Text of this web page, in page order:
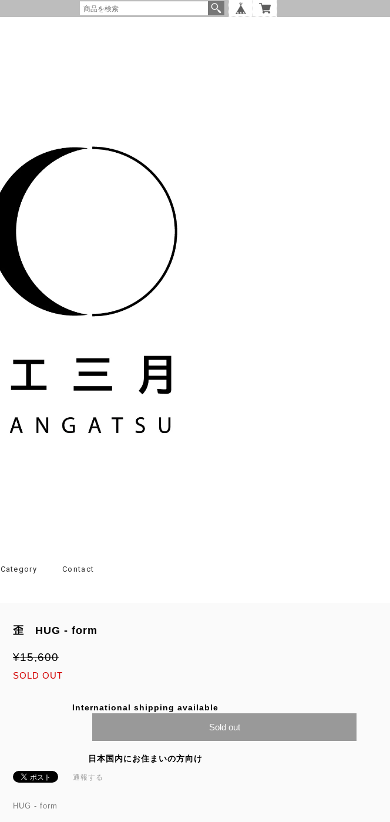
Category Contact
歪 HUG - form
¥15,600
SOLD OUT
International shipping available
Sold out
日本国内にお住まいの方向け
通報する
HUG - form